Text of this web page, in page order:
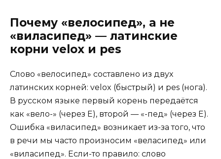
Почему «велосипед», а не
«виласипед» — латинские
корни velox и pes
Слово «велосипед» составлено из двух
латинских корней: velox (быстрый) и pes (нога).
В русском языке первый корень передаётся
как «вело-» (через Е), второй — «-пед» (через Е).
Ошибка «виласипед» возникает из-за того, что
в речи мы часто произносим «веласипед» или
«виласипед». Если-то правило: слово